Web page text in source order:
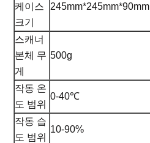
케이스
크기
245mm*245mm*90mm
스캐너
본체 무
게
500g
작동 온
도 범위
0-40℃
작동 습
도 범위
10-90%